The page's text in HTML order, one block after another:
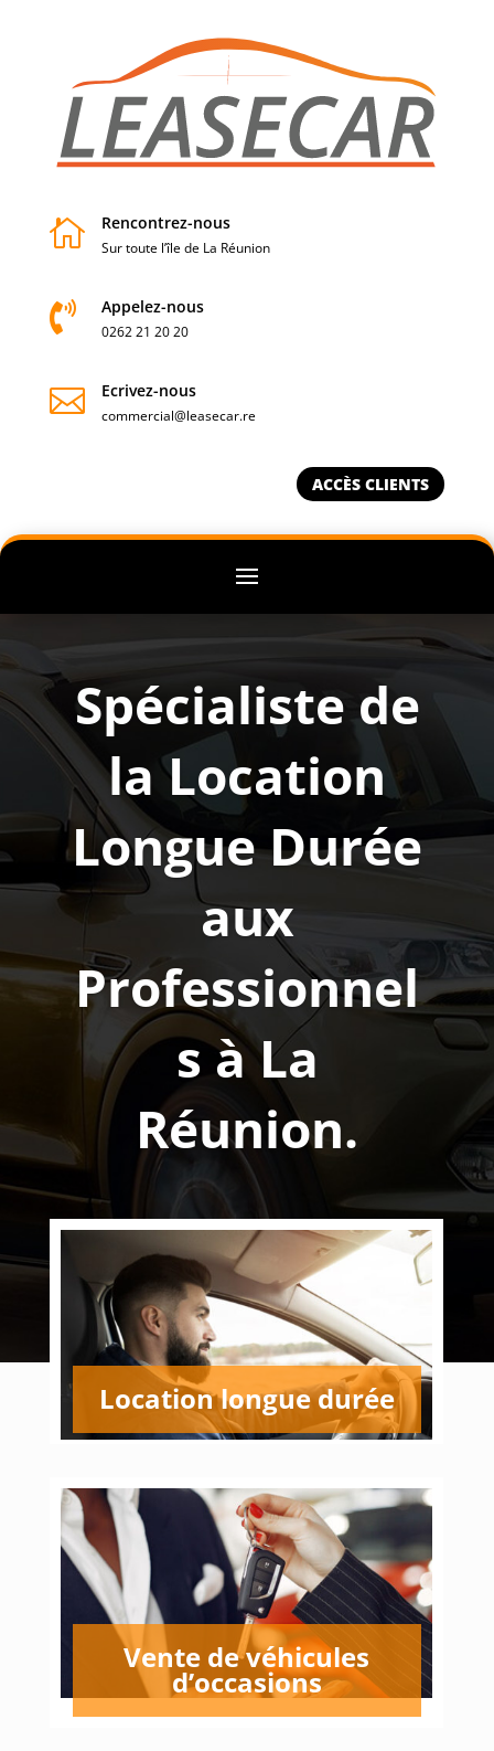
 Rencontrez-nous
Sur toute l’île de La Réunion
 Appelez-nous
0262 21 20 20
 Ecrivez-nous
commercial@leasecar.re
ACCÈS CLIENTS
Spécialiste de
la Location
Longue Durée
aux
Professionnel
s à La
Réunion.
Location longue durée
Vente de véhicules
d’occasions